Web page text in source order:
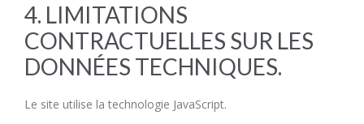
4. LIMITATIONS
CONTRACTUELLES SUR LES
DONNÉES TECHNIQUES.
Le site utilise la technologie JavaScript.